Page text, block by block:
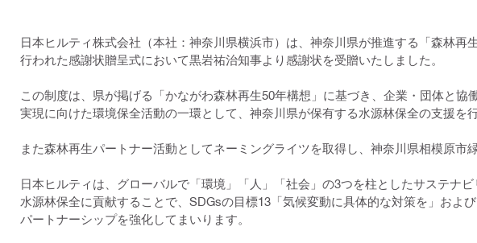
日本ヒルティ株式会社（本社：神奈川県横浜市）は、神奈川県が推進する「森林
行われた感謝状贈呈式において黒岩祐治知事より感謝状を受贈いたしました。
この制度は、県が掲げる「かながわ森林再生50年構想」に基づき、企業・団体と
実現に向けた環境保全活動の一環として、神奈川県が保有する水源林保全の支援を
また森林再生パートナー活動としてネーミングライツを取得し、神奈川県相模原市
日本ヒルティは、グローバルで「環境」「人」「社会」の3つを柱としたサステナ
水源林保全に貢献することで、SDGsの目標13「気候変動に具体的な対策を」およ
パートナーシップを強化してまいります。